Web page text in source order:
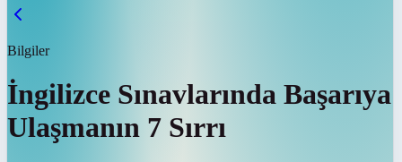
Bilgiler
İngilizce Sınavlarında Başarıya
Ulaşmanın 7 Sırrı